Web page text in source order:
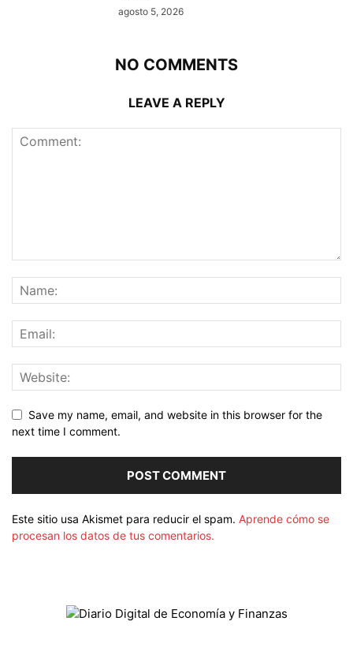
agosto 5, 2026
NO COMMENTS
LEAVE A REPLY
Save my name, email, and website in this browser for the
next time I comment.
Este sitio usa Akismet para reducir el spam. Aprende cómo se
procesan los datos de tus comentarios.